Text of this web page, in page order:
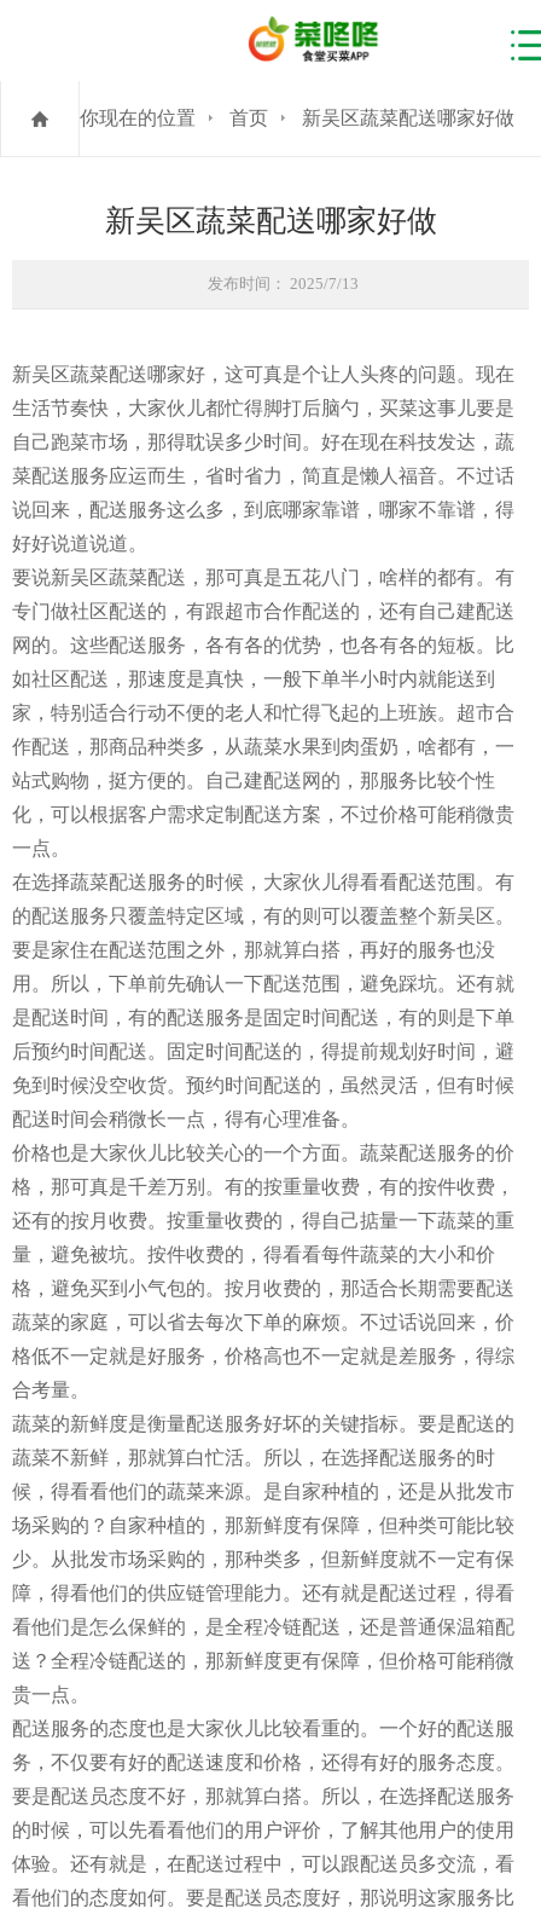
你现在的位置 首页 新吴区蔬菜配送哪家好做
新吴区蔬菜配送哪家好做
发布时间： 2025/7/13
新吴区蔬菜配送哪家好，这可真是个让人头疼的问题。现在
生活节奏快，大家伙儿都忙得脚打后脑勺，买菜这事儿要是
自己跑菜市场，那得耽误多少时间。好在现在科技发达，蔬
菜配送服务应运而生，省时省力，简直是懒人福音。不过话
说回来，配送服务这么多，到底哪家靠谱，哪家不靠谱，得
好好说道说道。
要说新吴区蔬菜配送，那可真是五花八门，啥样的都有。有
专门做社区配送的，有跟超市合作配送的，还有自己建配送
网的。这些配送服务，各有各的优势，也各有各的短板。比
如社区配送，那速度是真快，一般下单半小时内就能送到
家，特别适合行动不便的老人和忙得飞起的上班族。超市合
作配送，那商品种类多，从蔬菜水果到肉蛋奶，啥都有，一
站式购物，挺方便的。自己建配送网的，那服务比较个性
化，可以根据客户需求定制配送方案，不过价格可能稍微贵
一点。
在选择蔬菜配送服务的时候，大家伙儿得看看配送范围。有
的配送服务只覆盖特定区域，有的则可以覆盖整个新吴区。
要是家住在配送范围之外，那就算白搭，再好的服务也没
用。所以，下单前先确认一下配送范围，避免踩坑。还有就
是配送时间，有的配送服务是固定时间配送，有的则是下单
后预约时间配送。固定时间配送的，得提前规划好时间，避
免到时候没空收货。预约时间配送的，虽然灵活，但有时候
配送时间会稍微长一点，得有心理准备。
价格也是大家伙儿比较关心的一个方面。蔬菜配送服务的价
格，那可真是千差万别。有的按重量收费，有的按件收费，
还有的按月收费。按重量收费的，得自己掂量一下蔬菜的重
量，避免被坑。按件收费的，得看看每件蔬菜的大小和价
格，避免买到小气包的。按月收费的，那适合长期需要配送
蔬菜的家庭，可以省去每次下单的麻烦。不过话说回来，价
格低不一定就是好服务，价格高也不一定就是差服务，得综
合考量。
蔬菜的新鲜度是衡量配送服务好坏的关键指标。要是配送的
蔬菜不新鲜，那就算白忙活。所以，在选择配送服务的时
候，得看看他们的蔬菜来源。是自家种植的，还是从批发市
场采购的？自家种植的，那新鲜度有保障，但种类可能比较
少。从批发市场采购的，那种类多，但新鲜度就不一定有保
障，得看他们的供应链管理能力。还有就是配送过程，得看
看他们是怎么保鲜的，是全程冷链配送，还是普通保温箱配
送？全程冷链配送的，那新鲜度更有保障，但价格可能稍微
贵一点。
配送服务的态度也是大家伙儿比较看重的。一个好的配送服
务，不仅要有好的配送速度和价格，还得有好的服务态度。
要是配送员态度不好，那就算白搭。所以，在选择配送服务
的时候，可以先看看他们的用户评价，了解其他用户的使用
体验。还有就是，在配送过程中，可以跟配送员多交流，看
看他们的态度如何。要是配送员态度好，那说明这家服务比